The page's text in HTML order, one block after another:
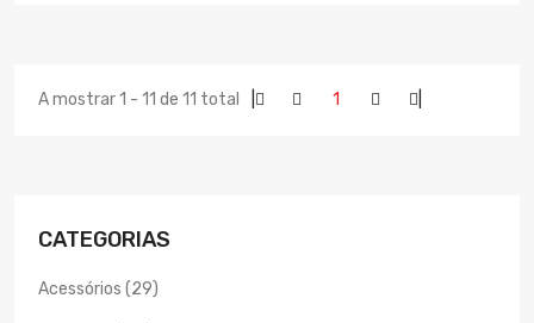
1
A mostrar 1 - 11 de 11 total
CATEGORIAS
Acessórios (29)